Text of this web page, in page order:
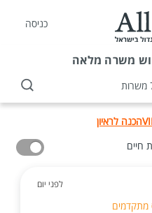
כניסה
משרה מלאה
הכנה לראיון
חיים
לפני יום